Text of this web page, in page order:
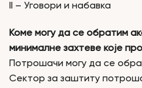
II – Уговори и набавка
Коме могу да се обратим
минималне захтеве које
Потрошачи могу да се
Сектор за заштиту